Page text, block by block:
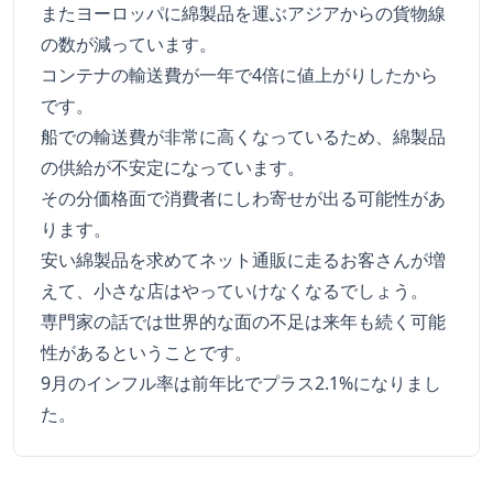
またヨーロッパに綿製品を運ぶアジアからの貨物線
の数が減っています。
コンテナの輸送費が一年で4倍に値上がりしたから
です。
船での輸送費が非常に高くなっているため、綿製品
の供給が不安定になっています。
その分価格面で消費者にしわ寄せが出る可能性があ
ります。
安い綿製品を求めてネット通販に走るお客さんが増
えて、小さな店はやっていけなくなるでしょう。
専門家の話では世界的な面の不足は来年も続く可能
性があるということです。
9月のインフル率は前年比でプラス2.1%になりまし
た。